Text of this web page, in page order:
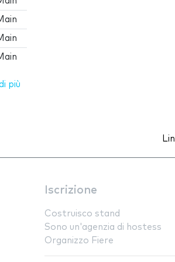
più
Iscrizione
Costruisco stand
Sono un'agenzia di hostess
Organizzo Fiere